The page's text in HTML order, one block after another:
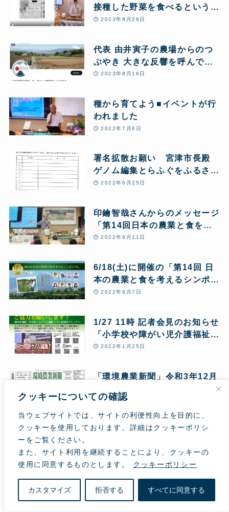
クッキーについての確認
当ウェブサイトでは、サイトの利便性向上を目的に、
クッキーを使用しております。詳細はクッキーポリシ
ーをご覧ください。
また、サイト利用を継続することにより、クッキーの
使用に同意するものとします。
クッキーポリシー
カスタマイズ 拒否する すべてに同意する
接種した野菜を食べるというこ
とについて
2023年8月26日
代表 由井寅子の農場からのつ
ぶやき 大きな反響を呼んでい
ます 一部紹介
2023年8月16日
種から育てよう■イベントが行
われました
2022年7月6日
署名拡散お願い 宮津市長殿
ゲノム編集とらふぐをふるさと
納税返礼品から削除し、海上養
2022年6月25日
印鑰智哉さんからのメッセージ
「第14回日本の農業と食を考
えるシンポジウム
2022年6月11日
6/18(土)に開催の「第14回 日
本の農業と食を考えるシンポジ
ウム」特設サイトがオープンし
2022年6月7日
1/27 11時 記者会見のお知らせ
「小学校や障がい児介護福祉施
設にゲノム編集トマトの苗を配
2022年1月25日
「環境農業新聞」令和3年12月
の農と食を考えるシンポジウ
ム』の記事が掲載されました
2021年12月23日
アーカイブ